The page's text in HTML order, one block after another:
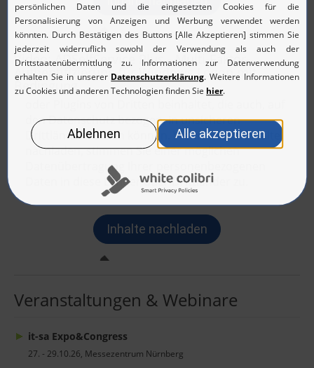
Video: ADSelfService Plus - Multi-Faktor-
Authentifizierung für Windows Logon mit
Bedingung
Veranstaltungen & Webinare
it-sa Expo&Congress
27. - 29.10.26, Messezentrum Nürnberg